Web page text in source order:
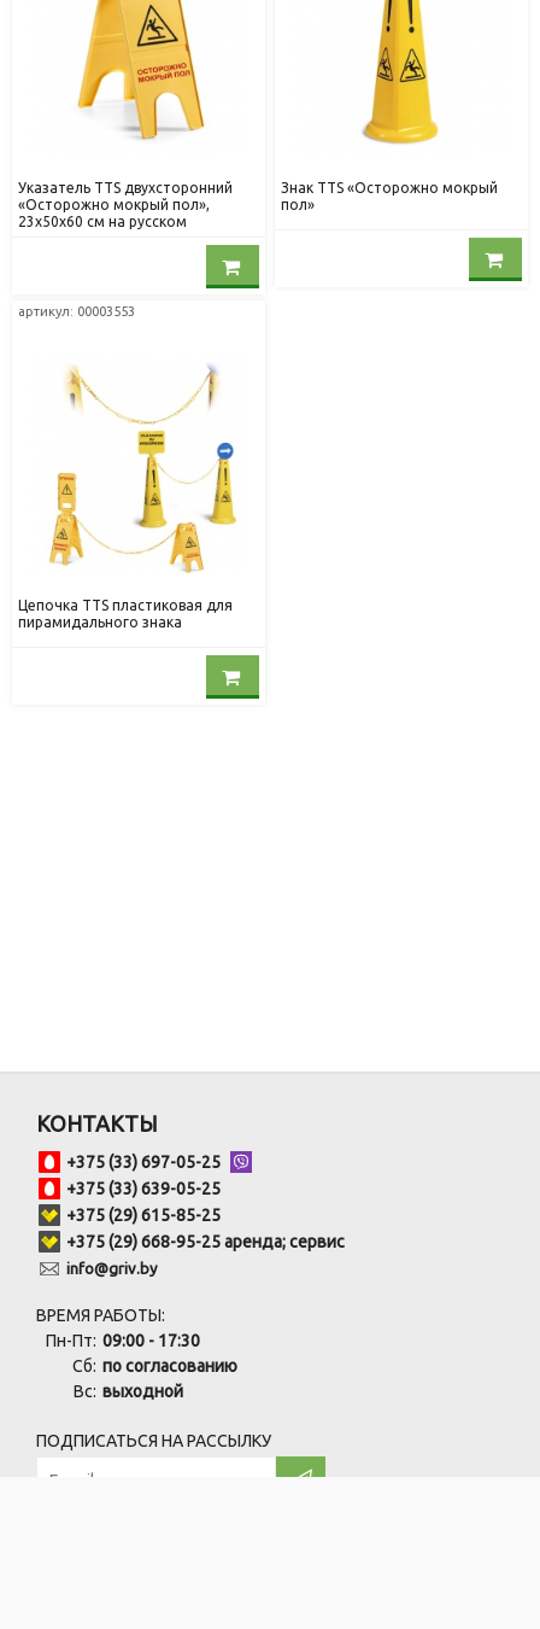
Указатель TTS двухсторонний
«Осторожно мокрый пол»,
23x50x60 см на русском
Знак TTS «Осторожно мокрый
пол»
артикул: 00003553
Цепочка TTS пластиковая для
пирамидального знака
КОНТАКТЫ
+375 (33) 697-05-25
+375 (33) 639-05-25
+375 (29) 615-85-25
+375 (29) 668-95-25 аренда; сервис
info@griv.by
ВРЕМЯ РАБОТЫ:
Пн-Пт: 09:00 - 17:30
Сб: по согласованию
Вс: выходной
ПОДПИСАТЬСЯ НА РАССЫЛКУ